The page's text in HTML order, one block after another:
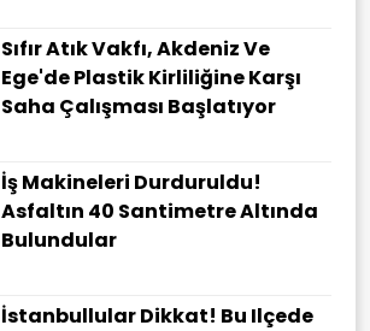
Sıfır Atık Vakfı, Akdeniz Ve
Ege'de Plastik Kirliliğine Karşı
Saha Çalışması Başlatıyor
İş Makineleri Durduruldu!
Asfaltın 40 Santimetre Altında
Bulundular
İstanbullular Dikkat! Bu Ilçede